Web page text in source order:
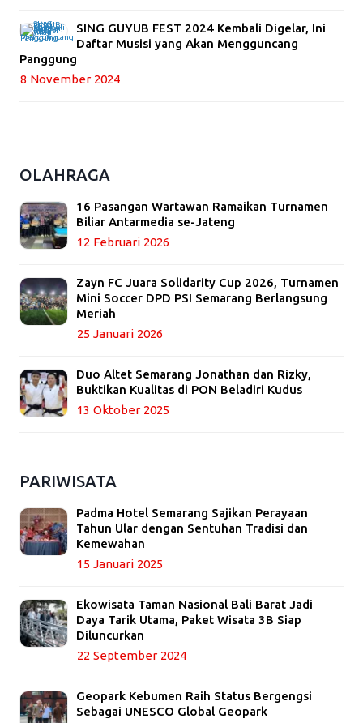
SING GUYUB FEST 2024 Kembali Digelar, Ini
Daftar Musisi yang Akan Mengguncang
Panggung
8 November 2024
OLAHRAGA
16 Pasangan Wartawan Ramaikan Turnamen
Biliar Antarmedia se-Jateng
12 Februari 2026
Zayn FC Juara Solidarity Cup 2026, Turnamen
Mini Soccer DPD PSI Semarang Berlangsung
Meriah
25 Januari 2026
Duo Altet Semarang Jonathan dan Rizky,
Buktikan Kualitas di PON Beladiri Kudus
13 Oktober 2025
PARIWISATA
Padma Hotel Semarang Sajikan Perayaan
Tahun Ular dengan Sentuhan Tradisi dan
Kemewahan
15 Januari 2025
Ekowisata Taman Nasional Bali Barat Jadi
Daya Tarik Utama, Paket Wisata 3B Siap
Diluncurkan
22 September 2024
Geopark Kebumen Raih Status Bergengsi
Sebagai UNESCO Global Geopark